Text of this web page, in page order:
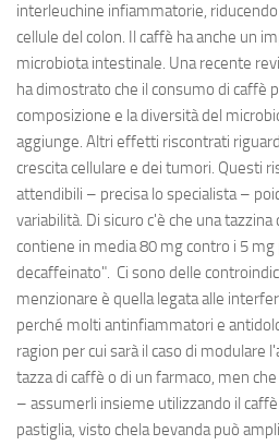
interleuchine infiammatorie,
cellule del colon. Il caffè ha anche un
microbiota intestinale. Una recente
ha dimostrato che il consumo di caffè
composizione e la diversità del
aggiunge. Altri effetti riscontrati
crescita cellulare e dei tumori. Questi
attendibili – precisa lo specialista –
variabilità. Di sicuro c'è che una
contiene in media 80 mg contro i 5 mg
decaffeinato". Ci sono delle
menzionare è quella legata alle
perché molti antinfiammatori e
ragion per cui sarà il caso di modulare
tazza di caffè o di un farmaco, men
– assumerli insieme utilizzando il
pastiglia, visto chela bevanda può